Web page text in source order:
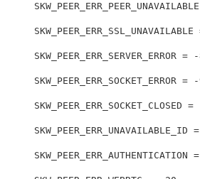
SKW_PEER_ERR_PEER_UNAVAILABLE
SKW_PEER_ERR_SSL_UNAVAILABLE
SKW_PEER_ERR_SERVER_ERROR = -
SKW_PEER_ERR_SOCKET_ERROR = -
SKW_PEER_ERR_SOCKET_CLOSED =
SKW_PEER_ERR_UNAVAILABLE_ID =
SKW_PEER_ERR_AUTHENTICATION =